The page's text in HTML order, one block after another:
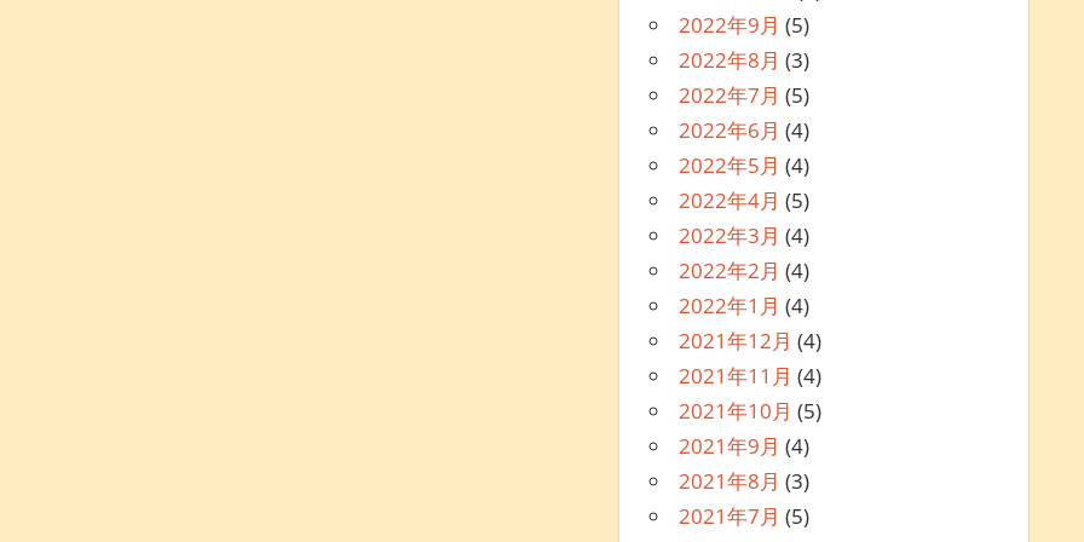
2022年9月 (5)
2022年8月 (3)
2022年7月 (5)
2022年6月 (4)
2022年5月 (4)
2022年4月 (5)
2022年3月 (4)
2022年2月 (4)
2022年1月 (4)
2021年12月 (4)
2021年11月 (4)
2021年10月 (5)
2021年9月 (4)
2021年8月 (3)
2021年7月 (5)